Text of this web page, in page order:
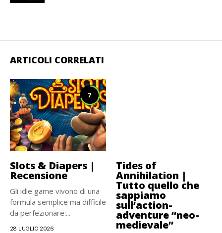
ARTICOLI CORRELATI
7
Slots & Diapers |
Recensione
Gli idle game vivono di una
formula semplice ma difficile
da perfezionare:...
28 LUGLIO 2026
Tides of
Annihilation |
Tutto quello che
sappiamo
sull’action-
adventure “neo-
medievale”